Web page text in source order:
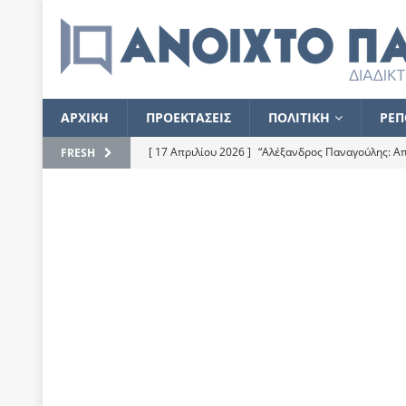
ΑΡΧΙΚΗ ΠΡΟΕΚΤΑΣΕΙΣ ΠΟΛΙΤΙΚΗ
FRESH [ 17 Απριλίου 2026 ] “Αλέξανδρος Παναγούλης: